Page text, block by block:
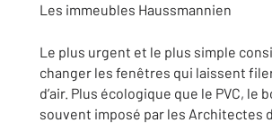
Les immeubles Haussmannien
Le plus urgent et le plus simple
changer les fenêtres qui laissent
d’air. Plus écologique que le PVC, le
souvent imposé par les Architectes